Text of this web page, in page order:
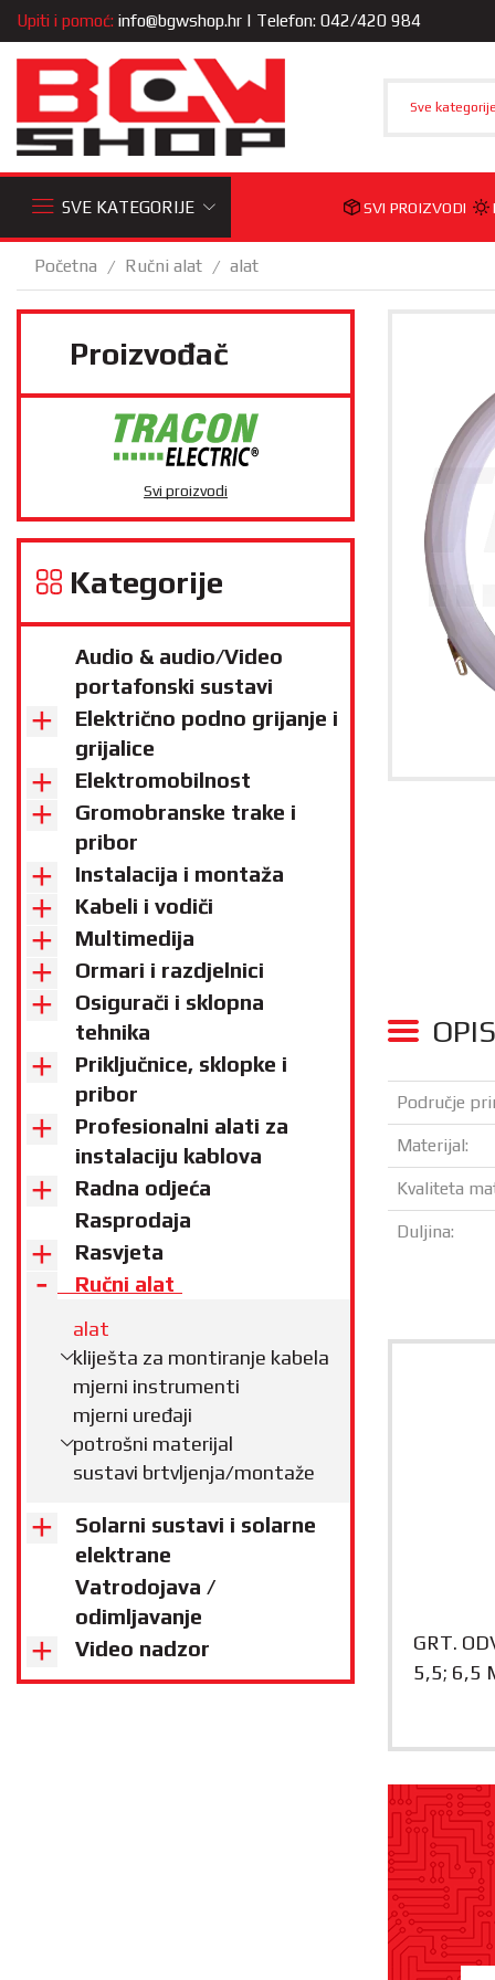
Upiti i pomoć: info@bgwshop.hr | Telefon: 042/420 984
Sve
SVE KATEGORIJE SVI PROIZVODI
Početna / Ručni alat / alat
Proizvođač
Svi proizvodi
Kategorije
Audio & audio/Video
portafonski sustavi
Električno podno grijanje i
grijalice
Elektromobilnost
Gromobranske trake i
pribor
Instalacija i montaža
Kabeli i vodiči
Multimedija
Ormari i razdjelnici
Osigurači i sklopna
tehnika
Priključnice, sklopke i
pribor
Profesionalni alati za
instalaciju kablova
Radna odjeća
Rasprodaja
Rasvjeta
Ručni alat
alat
kliješta za montiranje kabela
mjerni instrumenti
mjerni uređaji
potrošni materijal
sustavi brtvljenja/montaže
Solarni sustavi i solarne
elektrane
Vatrodojava /
odimljavanje
Video nadzor
Područje
Materijal:
Kvaliteta
Duljina:
GRT.
5,5; 6,5